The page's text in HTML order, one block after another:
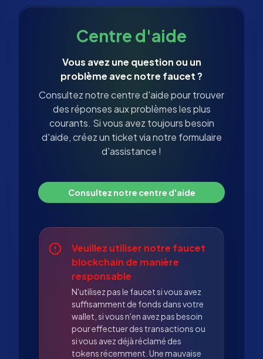
Centre d'aide
Vous avez une question ou un
problème avec notre faucet ?
Consultez notre centre d'aide pour trouver
des réponses aux problèmes les plus
courants. Si vous avez toujours besoin
d'aide, créez un ticket via notre formulaire
d'assistance !
Consultez notre centre d'aide
Veuillez utiliser notre faucet
blockchain de manière
responsable
N'utilisez pas le faucet si vous avez
suffisamment de fonds dans votre
wallet, si vous n'en avez pas besoin
pour effectuer des transactions ou
si vous avez déjà réclamé des
tokens récemment. Une mauvaise